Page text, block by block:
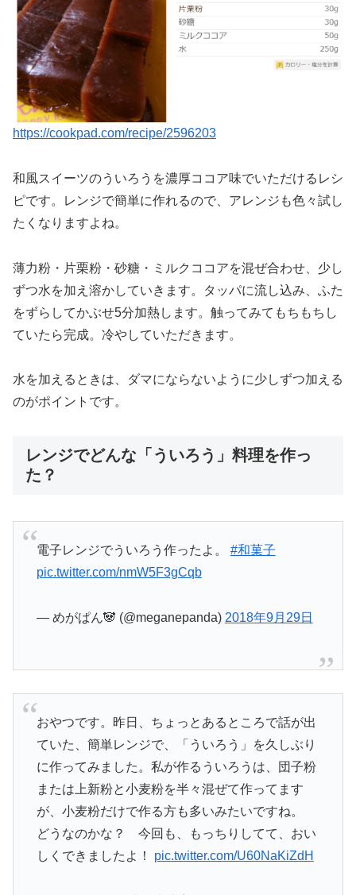
https://cookpad.com/recipe/2596203
和風スイーツのういろうを濃厚ココア味でいただけるレシ
ピです。レンジで簡単に作れるので、アレンジも色々試し
たくなりますよね。
薄力粉・片栗粉・砂糖・ミルクココアを混ぜ合わせ、少し
ずつ水を加え溶かしていきます。タッパに流し込み、ふた
をずらしてかぶせ5分加熱します。触ってみてもちもちし
ていたら完成。冷やしていただきます。
水を加えるときは、ダマにならないように少しずつ加える
のがポイントです。
レンジでどんな「ういろう」料理を作っ
た？
電子レンジでういろう作ったよ。 #和菓子
pic.twitter.com/nmW5F3gCqb
— めがぱん🐼 (@meganepanda) 2018年9月29日
おやつです。昨日、ちょっとあるところで話が出
ていた、簡単レンジで、「ういろう」を久しぶり
に作ってみました。私が作るういろうは、団子粉
または上新粉と小麦粉を半々混ぜて作ってます
が、小麦粉だけで作る方も多いみたいですね。
どうなのかな？ 今回も、もっちりしてて、おい
しくできましたよ！ pic.twitter.com/U60NaKiZdH